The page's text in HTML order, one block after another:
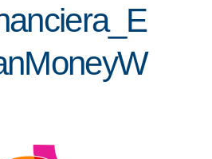
EF
MAPA
AGENDA